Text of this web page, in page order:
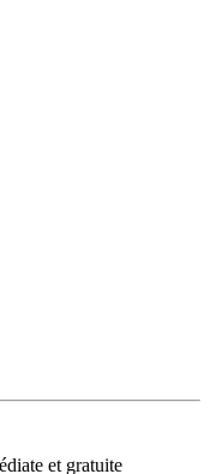
et gratuite